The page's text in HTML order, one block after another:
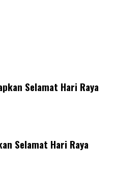
Selamat Hari Raya
Selamat Hari Raya